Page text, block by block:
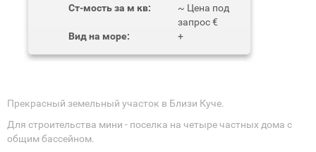
Ст-мость за м кв:
~ Цена под
запрос €
Вид на море:
+
Прекрасный земельный участок в Близи Куче.
Для строительства мини - поселка на четыре частных дома с
общим бассейном.